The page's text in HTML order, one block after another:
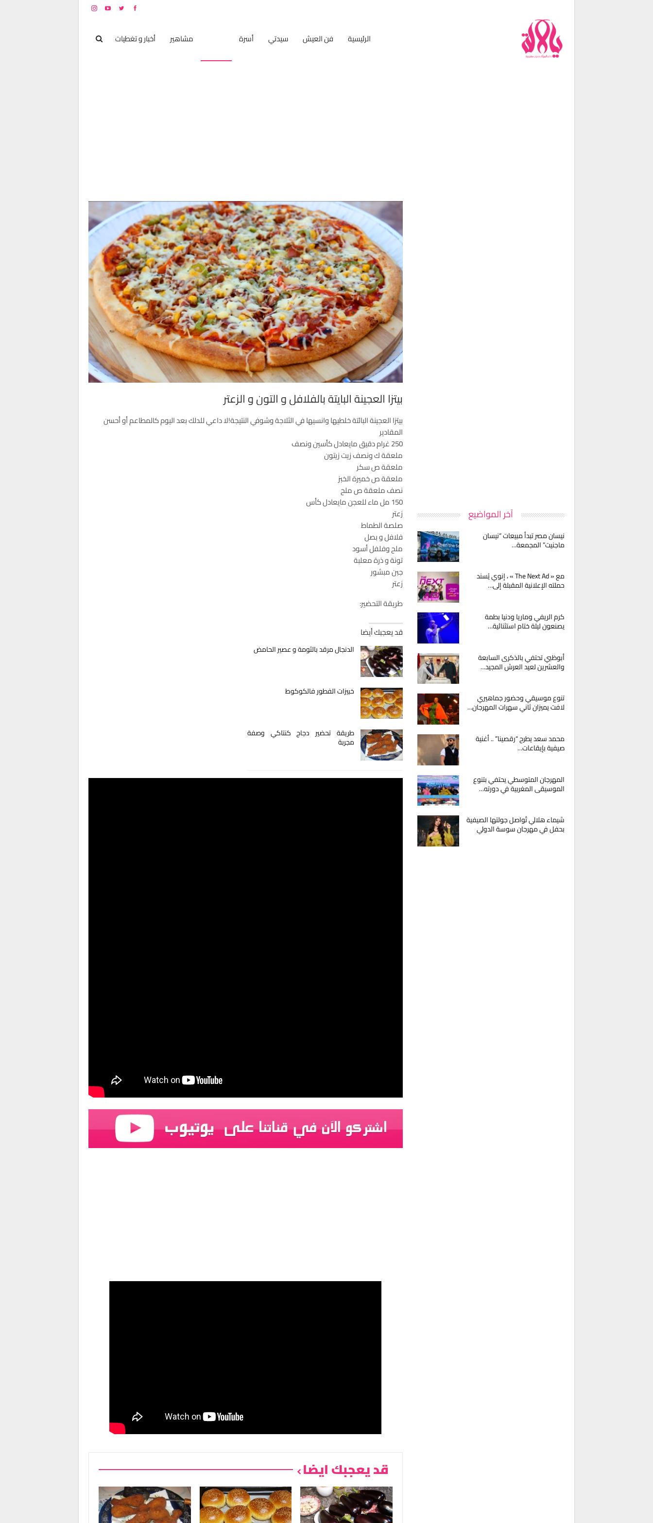
الرئيسية فن العيش سيدتي أسرة مشاهير أخبار و تغطيات
بيتزا العجينة البايتة بالفلافل و التون و الزعتر
بيتزا العجينة البائتة خلطيها وانسيها في الثلاجة وشوفي النتيجة!لا داعي للدلك بعد اليوم كالمطاعم أو أحسن
المقادير
250 غرام دقيق مايعادل كأسين ونصف
ملعقة ك ونصف زيت زيتون
ملعقة ص سكر
ملعقة ص خميرة الخبز
نصف ملعقة ص ملح
150 مل ماء للعجن مايعادل كأس
زعتر
صلصة الطماط
فلافل و بصل
ملح وفلفل أسود
تونة و ذرة معلبة
جبن مبشور
زعتر
طريقة التحضير:
قد يعجبك أيضا
الدنجال مرقد بالثومة و عصير الحامض
خبيزات الفطور فالكوكوط
طريقة تحضير دجاج كنتاكي وصفة
مجربة
قد يعجبك ايضا
آخر المواضيع
نيسان مصر تبدأ مبيعات “نيسان
ماجنيت” المجمعة…
مع « The Next Ad » ، إنوي يُسند
حملته الإعلانية المقبلة إلى…
كرم الريفي وماريا ودنيا بطمة
يصنعون ليلة ختام استثنائية…
أبوظبي تحتفي بالذكرى السابعة
والعشرين لعيد العرش المجيد…
تنوع موسيقي وحضور جماهيري
لافت يميزان ثاني سهرات المهرجان…
محمد سعد يطرح “رقصينا” .. أغنية
صيفية بإيقاعات…
المهرجان المتوسطي يحتفي بتنوع
الموسيقى المغربية في دورته…
شيماء هلالي تُواصل جولتها الصيفية
بحفل في مهرجان سوسة الدولي